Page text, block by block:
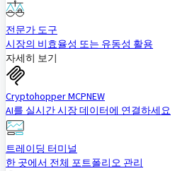
전문가 도구
시장의 비효율성 또는 유동성 활용
자세히 보기
Cryptohopper MCPNEW
AI를 실시간 시장 데이터에 연결하세요
트레이딩 터미널
한 곳에서 전체 포트폴리오 관리